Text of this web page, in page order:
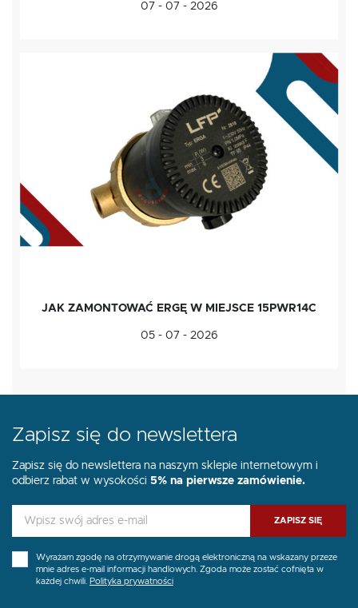
07 - 07 - 2026
JAK ZAMONTOWAĆ ERGĘ W MIEJSCE 15PWR14C
05 - 07 - 2026
Zapisz się do newslettera
Zapisz się do newslettera na naszym sklepie internetowym i
odbierz rabat w wysokości 5% na pierwsze zamówienie.
ZAPISZ SIĘ
Wyrażam zgodę na otrzymywanie drogą elektroniczną na wskazany przeze
mnie adres e-mail informacji handlowych. Zgoda może zostać cofnięta w
każdej chwili. Polityka prywatności